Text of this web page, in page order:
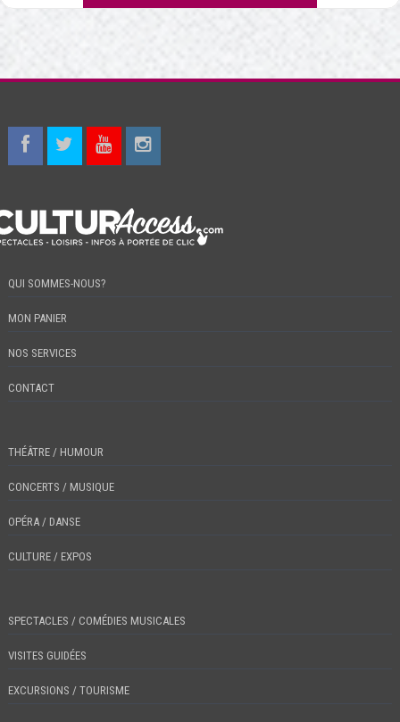
QUI SOMMES-NOUS?
MON PANIER
NOS SERVICES
CONTACT
THÉÂTRE / HUMOUR
CONCERTS / MUSIQUE
OPÉRA / DANSE
CULTURE / EXPOS
SPECTACLES / COMÉDIES MUSICALES
VISITES GUIDÉES
EXCURSIONS / TOURISME